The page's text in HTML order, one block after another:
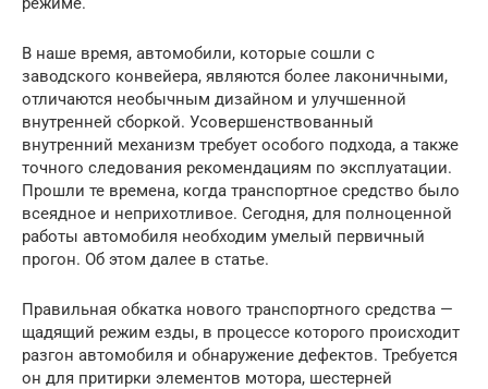
В наше время, автомобили, которые сошли с
заводского конвейера, являются более лаконичными,
отличаются необычным дизайном и улучшенной
внутренней сборкой. Усовершенствованный
внутренний механизм требует особого подхода, а также
точного следования рекомендациям по эксплуатации.
Прошли те времена, когда транспортное средство было
всеядное и неприхотливое. Сегодня, для полноценной
работы автомобиля необходим умелый первичный
прогон. Об этом далее в статье.
Правильная обкатка нового транспортного средства —
щадящий режим езды, в процессе которого происходит
разгон автомобиля и обнаружение дефектов. Требуется
он для притирки элементов мотора, шестерней